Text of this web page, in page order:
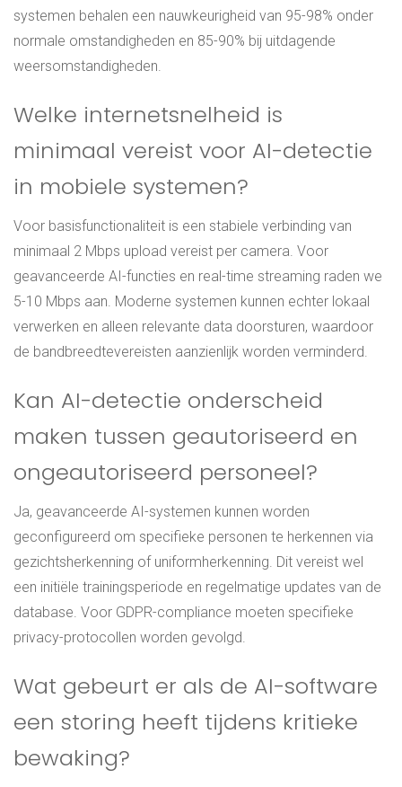
systemen behalen een nauwkeurigheid van 95-98% onder
normale omstandigheden en 85-90% bij uitdagende
weersomstandigheden.
Welke internetsnelheid is
minimaal vereist voor AI-detectie
in mobiele systemen?
Voor basisfunctionaliteit is een stabiele verbinding van
minimaal 2 Mbps upload vereist per camera. Voor
geavanceerde AI-functies en real-time streaming raden we
5-10 Mbps aan. Moderne systemen kunnen echter lokaal
verwerken en alleen relevante data doorsturen, waardoor
de bandbreedtevereisten aanzienlijk worden verminderd.
Kan AI-detectie onderscheid
maken tussen geautoriseerd en
ongeautoriseerd personeel?
Ja, geavanceerde AI-systemen kunnen worden
geconfigureerd om specifieke personen te herkennen via
gezichtsherkenning of uniformherkenning. Dit vereist wel
een initiële trainingsperiode en regelmatige updates van de
database. Voor GDPR-compliance moeten specifieke
privacy-protocollen worden gevolgd.
Wat gebeurt er als de AI-software
een storing heeft tijdens kritieke
bewaking?